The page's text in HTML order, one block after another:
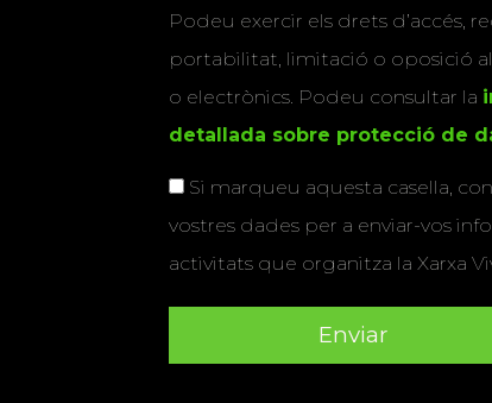
Podeu exercir els drets d’accés,
portabilitat, limitació o oposició
o electrònics. Podeu consultar la
detallada sobre protecció de
Si marqueu aquesta casella,
vostres dades per a enviar-vos
activitats que organitza la Xarxa